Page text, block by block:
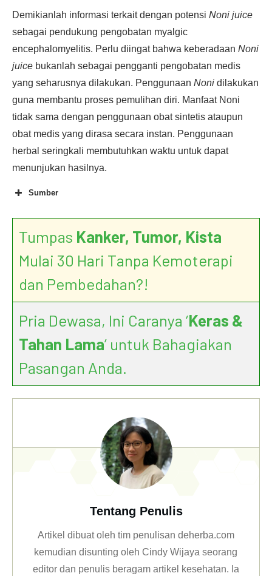
Demikianlah informasi terkait dengan potensi Noni juice
sebagai pendukung pengobatan myalgic
encephalomyelitis. Perlu diingat bahwa keberadaan Noni
juice bukanlah sebagai pengganti pengobatan medis
yang seharusnya dilakukan. Penggunaan Noni dilakukan
guna membantu proses pemulihan diri. Manfaat Noni
tidak sama dengan penggunaan obat sintetis ataupun
obat medis yang dirasa secara instan. Penggunaan
herbal seringkali membutuhkan waktu untuk dapat
menunjukan hasilnya.
Sumber
The Potential Health Benefits of Noni Juice: A
Review of Human Intervention Studies
Tumpas Kanker, Tumor, Kista
Mulai 30 Hari Tanpa Kemoterapi
dan Pembedahan?!
Pria Dewasa, Ini Caranya ‘Keras &
Tahan Lama’ untuk Bahagiakan
Pasangan Anda.
Tentang Penulis
Artikel dibuat oleh tim penulisan deherba.com
kemudian disunting oleh Cindy Wijaya seorang
editor dan penulis beragam artikel kesehatan. Ia